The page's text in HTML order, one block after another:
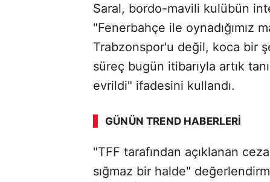
Saral, bordo-mavili kulübün
"Fenerbahçe ile oynadığımız
Trabzonspor'u değil, koca bir
süreç bugün itibarıyla artık
evrildi" ifadesini kullandı.
GÜNÜN TREND HABERLERI
"TFF tarafından açıklanan
sığmaz bir halde"